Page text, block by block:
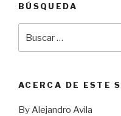
BÚSQUEDA
por:
ACERCA DE ESTE
By Alejandro Avila